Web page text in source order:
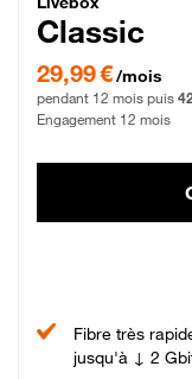
Classic
29,99 € par mois
29,99 €/mois
pendant 12 mois puis
Engagement 12 mois
Fibre très
jusqu'à ↓ 2